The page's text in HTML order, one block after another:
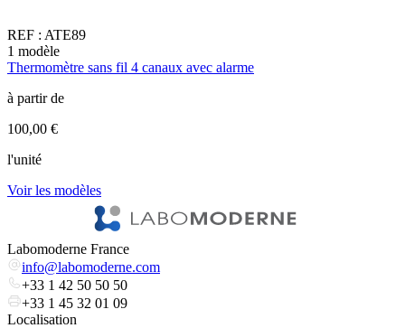
REF : ATE89
1 modèle
Thermomètre sans fil 4 canaux avec alarme
à partir de
100,00 €
l'unité
Voir les modèles
Labomoderne France
info@labomoderne.com
+33 1 42 50 50 50
+33 1 45 32 01 09
Localisation